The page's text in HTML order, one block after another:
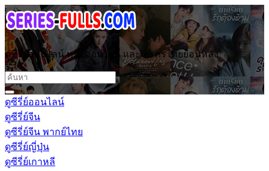
ดูซีรี่ย์ออนไลน์ หนังออนไลน์ และ ละครไทยย้อนหลัง
ดูซีรี่ย์ออนไลน์
ดูซีรี่ย์จีน
ดูซีรี่ย์จีน พากย์ไทย
ดูซีรี่ย์ญี่ปุ่น
ดูซีรี่ย์เกาหลี